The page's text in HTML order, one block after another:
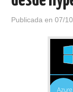
Publicada en07/